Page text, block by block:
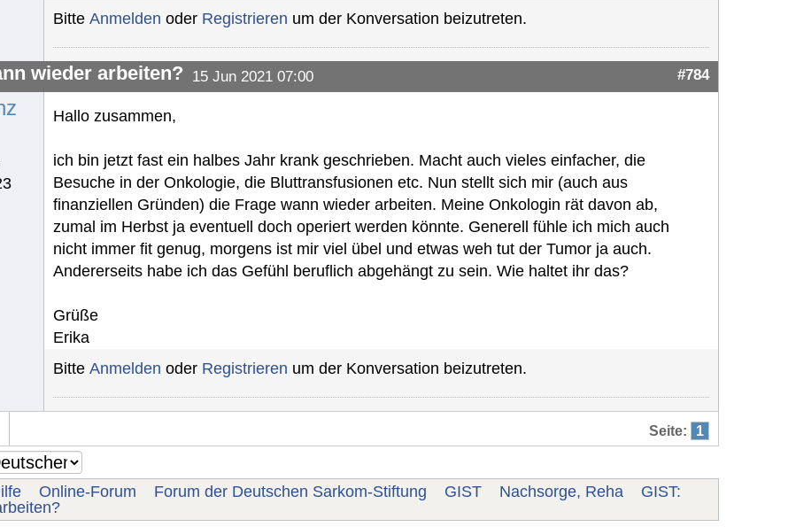
Bitte Anmelden oder Registrieren um der Konversation beizutreten.
wieder arbeiten? 15 Jun 2021 07:00 #784
Hallo zusammen,
ich bin jetzt fast ein halbes Jahr krank geschrieben. Macht auch vieles einfacher, die
Besuche in der Onkologie, die Bluttransfusionen etc. Nun stellt sich mir (auch aus
finanziellen Gründen) die Frage wann wieder arbeiten. Meine Onkologin rät davon ab,
zumal im Herbst ja eventuell doch operiert werden könnte. Generell fühle ich mich auch
nicht immer fit genug, morgens ist mir viel übel und etwas weh tut der Tumor ja auch.
Andererseits habe ich das Gefühl beruflich abgehängt zu sein. Wie haltet ihr das?
Grüße
Erika
Bitte Anmelden oder Registrieren um der Konversation beizutreten.
Seite: 1
Online-Forum Forum der Deutschen Sarkom-Stiftung GIST Nachsorge, Reha
GIST: